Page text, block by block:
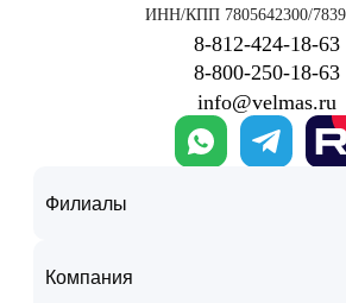
ИНН/КПП 7805642300/
8‑812‑424‑18‑63
8‑800‑250‑18‑63
info@velmas.ru
Филиалы
Компания